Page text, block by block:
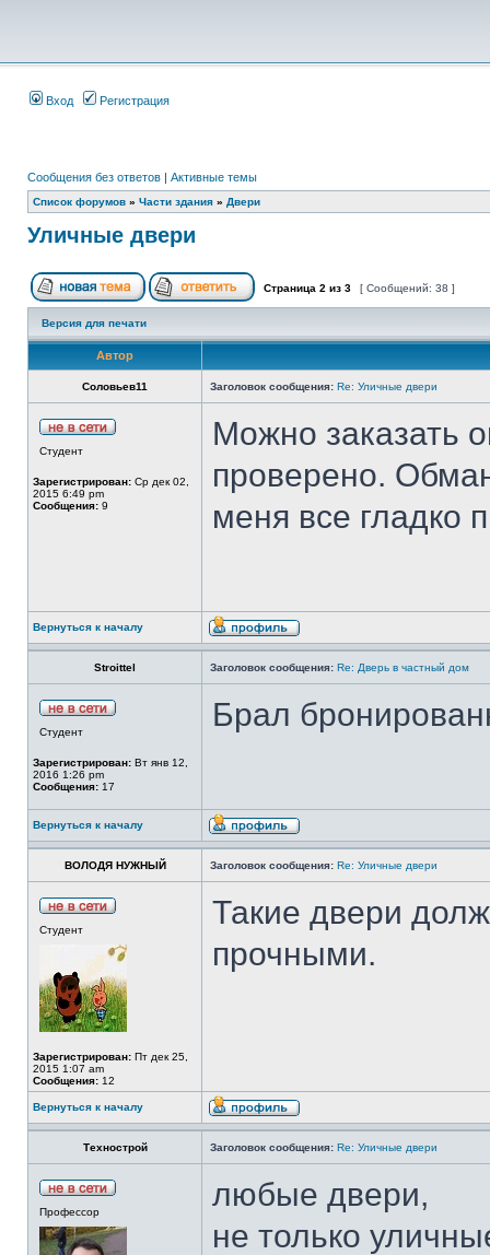
Вход Регистрация
Сообщения без ответов | Активные темы
Список форумов » Части здания » Двери
Уличные двери
Страница 2 из 3 [ Сообщений: 38 ]
Версия для печати
Автор
Соловьев11 Заголовок сообщения: Re: Уличные двери
Студент
Зарегистрирован: Ср дек 02,
2015 6:49 pm
Сообщения: 9
Можно заказать
проверено.
меня все гладко
Вернуться к началу
Stroittel Заголовок сообщения: Re: Дверь в частный дом
Студент
Зарегистрирован: Вт янв 12,
2016 1:26 pm
Сообщения: 17
Брал
Вернуться к началу
ВОЛОДЯ НУЖНЫЙ Заголовок сообщения: Re: Уличные двери
Студент
Зарегистрирован: Пт дек 25,
2015 1:07 am
Сообщения: 12
Такие двери
прочными.
Вернуться к началу
Технострой Заголовок сообщения: Re: Уличные двери
Профессор
любые двери,
не только